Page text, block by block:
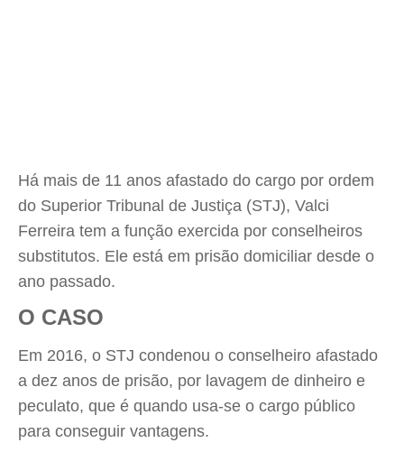
Há mais de 11 anos afastado do cargo por ordem
do Superior Tribunal de Justiça (STJ), Valci
Ferreira tem a função exercida por conselheiros
substitutos. Ele está em prisão domiciliar desde o
ano passado.
O CASO
Em 2016, o STJ condenou o conselheiro afastado
a dez anos de prisão, por lavagem de dinheiro e
peculato, que é quando usa-se o cargo público
para conseguir vantagens.